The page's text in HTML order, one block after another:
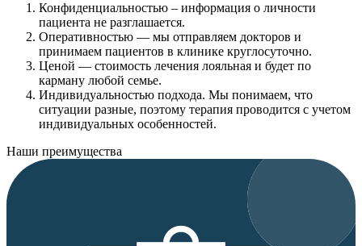
Конфиденциальностью – информация о личности
пациента не разглашается.
Оперативностью — мы отправляем докторов и
принимаем пациентов в клинике круглосуточно.
Ценой — стоимость лечения лояльная и будет по
карману любой семье.
Индивидуальностью подхода. Мы понимаем, что
ситуации разные, поэтому терапия проводится с учетом
индивидуальных особенностей.
Наши преимущества